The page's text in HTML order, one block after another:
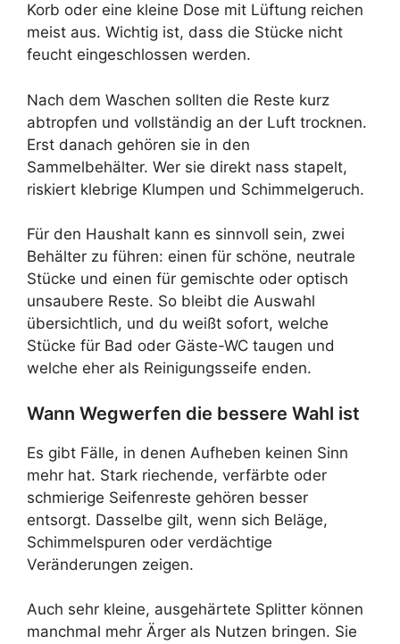
Korb oder eine kleine Dose mit Lüftung reichen
meist aus. Wichtig ist, dass die Stücke nicht
feucht eingeschlossen werden.
Nach dem Waschen sollten die Reste kurz
abtropfen und vollständig an der Luft trocknen.
Erst danach gehören sie in den
Sammelbehälter. Wer sie direkt nass stapelt,
riskiert klebrige Klumpen und Schimmelgeruch.
Für den Haushalt kann es sinnvoll sein, zwei
Behälter zu führen: einen für schöne, neutrale
Stücke und einen für gemischte oder optisch
unsaubere Reste. So bleibt die Auswahl
übersichtlich, und du weißt sofort, welche
Stücke für Bad oder Gäste-WC taugen und
welche eher als Reinigungsseife enden.
Wann Wegwerfen die bessere Wahl ist
Es gibt Fälle, in denen Aufheben keinen Sinn
mehr hat. Stark riechende, verfärbte oder
schmierige Seifenreste gehören besser
entsorgt. Dasselbe gilt, wenn sich Beläge,
Schimmelspuren oder verdächtige
Veränderungen zeigen.
Auch sehr kleine, ausgehärtete Splitter können
manchmal mehr Ärger als Nutzen bringen. Sie